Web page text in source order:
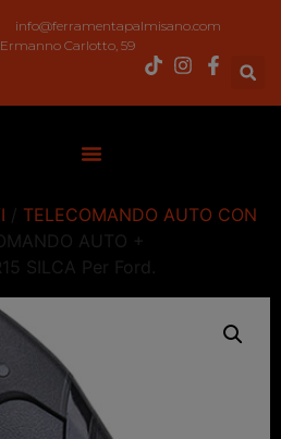
info@ferramentapalmisano.com
Carlotto, 59
/ TELECOMANDO AUTO CON
AUTO +
SILCA Per Ford.